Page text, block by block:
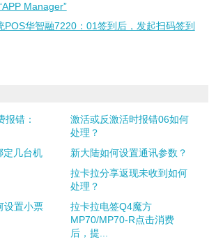
Manager”
POS华智融7220：01签到后，发起扫码签到
报错：
激活或反激活时报错06如何
处理？
定几台机
新大陆如何设置通讯参数？
拉卡拉分享返现未收到如何
处理？
设置小票
拉卡拉电签Q4魔方
MP70/MP70-R点击消费
后，提...